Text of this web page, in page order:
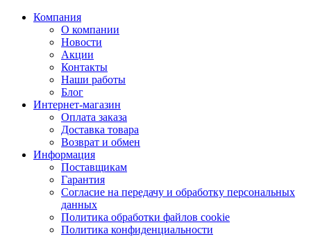
Компания
О компании
Новости
Акции
Контакты
Наши работы
Блог
Интернет-магазин
Оплата заказа
Доставка товара
Возврат и обмен
Информация
Поставщикам
Гарантия
Согласие на передачу и обработку персональных
данных
Политика обработки файлов cookie
Политика конфиденциальности